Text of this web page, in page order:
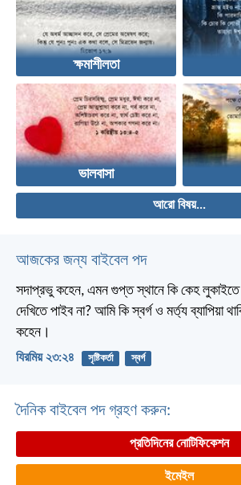
ক্ষমাশীলতা
ভালবাসা
আরো বিষয়...
আজকের জন্য বাইবেল পদ
সদাপ্রভু কহেন, এমন গুপ্ত স্থানে কি কেহ লুকাইতে
দেখিতে পাইব না? আমি কি স্বর্গ ও মর্ত্য ব্যাপিয়া
কহেন।
যিরমিয় ২৩:২৪ সৃষ্টিকর্তা স্বর্গ
দৈনিক বাইবেল পদ গ্রহণ করুন:
প্রতিদিনের নোটিফিকেশন
ইমেইল